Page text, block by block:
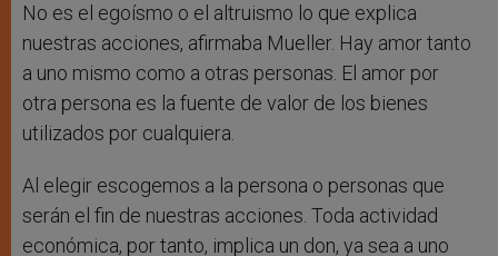
No es el egoísmo o el altruismo lo que explica
nuestras acciones, afirmaba Mueller. Hay amor tanto
a uno mismo como a otras personas. El amor por
otra persona es la fuente de valor de los bienes
utilizados por cualquiera.
Al elegir escogemos a la persona o personas que
serán el fin de nuestras acciones. Toda actividad
económica, por tanto, implica un don, ya sea a uno